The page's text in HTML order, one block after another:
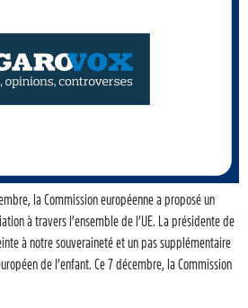
la Commission européenne a proposé un
à travers l’ensemble de l’UE. La présidente de
à notre souveraineté et un pas supplémentaire
de l’enfant. Ce 7 décembre, la Commission